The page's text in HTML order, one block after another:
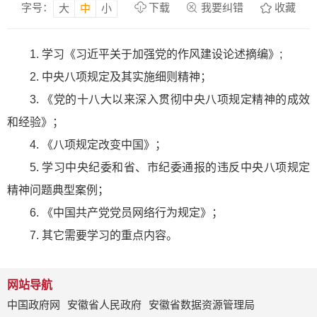
字号：
大 中 小 下载 我要纠错 收藏
1. 学习《习近平关于加强党的作风建设论述摘编》;
2. 中央八项规定及其实施细则精神；
3. 《党的十八大以来深入贯彻中央八项规定精神的成效
和经验》；
4. 《八项规定改变中国》；
5. 学习中央纪委和省、市纪委通报的违反中央八项规定
精神问题典型案例；
6. 《中国共产党党员网络行为规定》；
7. 其它需要学习的重点内容。
网站导航
中国政府网
安徽省人民政府
安徽省数据资源管理局